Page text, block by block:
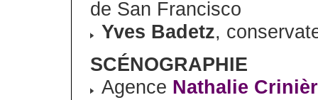
de San Francisco
Yves Badetz,
SCÉNOGRAPHIE
Agence Nathalie